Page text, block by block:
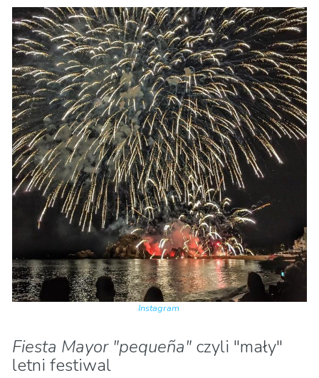
Instagram
Fiesta Mayor "pequeña" czyli "mały"
letni festiwal